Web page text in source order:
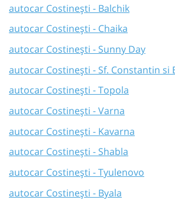
autocar Costinești - Balchik
autocar Costinești - Chaika
autocar Costinești - Sunny Day
autocar Costinești - Sf. Constantin si
autocar Costinești - Topola
autocar Costinești - Varna
autocar Costinești - Kavarna
autocar Costinești - Shabla
autocar Costinești - Tyulenovo
autocar Costinești - Byala